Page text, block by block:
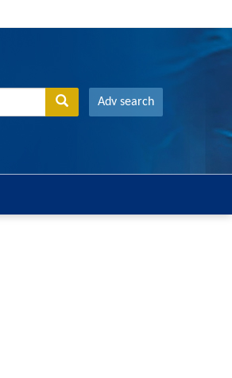
Adv search